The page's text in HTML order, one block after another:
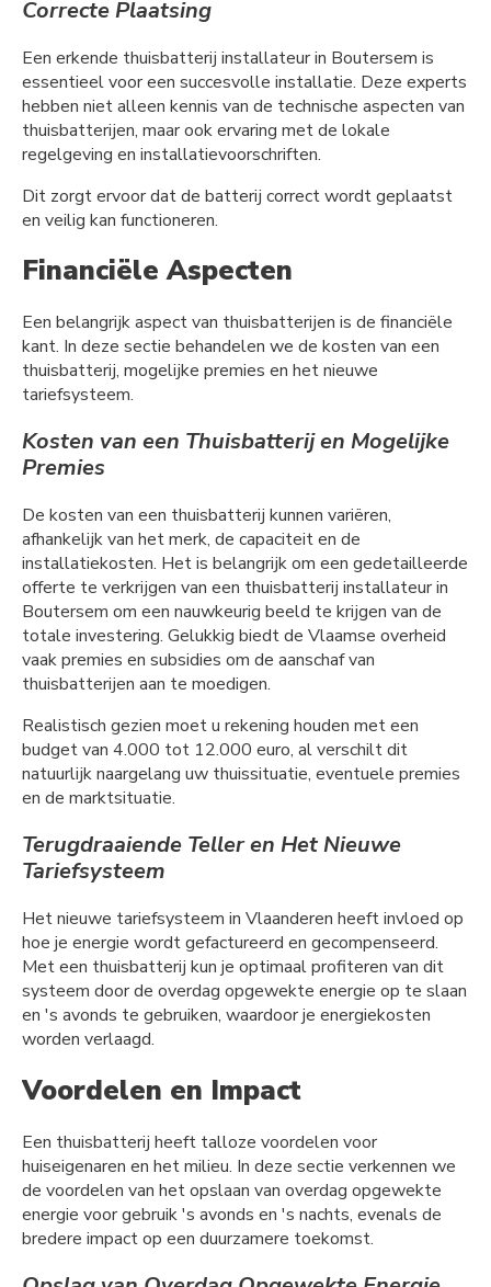
Correcte Plaatsing
Een erkende thuisbatterij installateur in Boutersem is
essentieel voor een succesvolle installatie. Deze experts
hebben niet alleen kennis van de technische aspecten van
thuisbatterijen, maar ook ervaring met de lokale
regelgeving en installatievoorschriften.
Dit zorgt ervoor dat de batterij correct wordt geplaatst
en veilig kan functioneren.
Financiële Aspecten
Een belangrijk aspect van thuisbatterijen is de financiële
kant. In deze sectie behandelen we de kosten van een
thuisbatterij, mogelijke premies en het nieuwe
tariefsysteem.
Kosten van een Thuisbatterij en Mogelijke
Premies
De kosten van een thuisbatterij kunnen variëren,
afhankelijk van het merk, de capaciteit en de
installatiekosten. Het is belangrijk om een gedetailleerde
offerte te verkrijgen van een thuisbatterij installateur in
Boutersem om een nauwkeurig beeld te krijgen van de
totale investering. Gelukkig biedt de Vlaamse overheid
vaak premies en subsidies om de aanschaf van
thuisbatterijen aan te moedigen.
Realistisch gezien moet u rekening houden met een
budget van 4.000 tot 12.000 euro, al verschilt dit
natuurlijk naargelang uw thuissituatie, eventuele premies
en de marktsituatie.
Terugdraaiende Teller en Het Nieuwe
Tariefsysteem
Het nieuwe tariefsysteem in Vlaanderen heeft invloed op
hoe je energie wordt gefactureerd en gecompenseerd.
Met een thuisbatterij kun je optimaal profiteren van dit
systeem door de overdag opgewekte energie op te slaan
en 's avonds te gebruiken, waardoor je energiekosten
worden verlaagd.
Voordelen en Impact
Een thuisbatterij heeft talloze voordelen voor
huiseigenaren en het milieu. In deze sectie verkennen we
de voordelen van het opslaan van overdag opgewekte
energie voor gebruik 's avonds en 's nachts, evenals de
bredere impact op een duurzamere toekomst.